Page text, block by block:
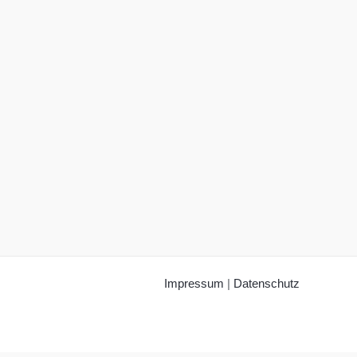
Impressum | Datenschutz